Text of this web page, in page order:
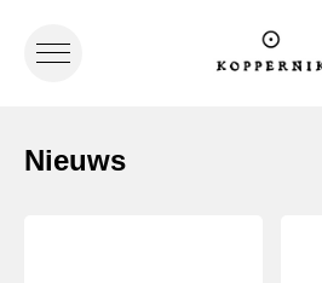
Nieuws